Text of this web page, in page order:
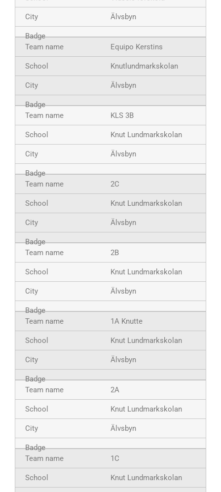
Älvsbyn
Equipo Kerstins
Knutlundmarkskolan
Älvsbyn
KLS 3B
Knut Lundmarkskolan
Älvsbyn
2C
Knut Lundmarkskolan
Älvsbyn
2B
Knut Lundmarkskolan
Älvsbyn
1A Knutte
Knut Lundmarkskolan
Älvsbyn
2A
Knut Lundmarkskolan
Älvsbyn
1C
Knut Lundmarkskolan